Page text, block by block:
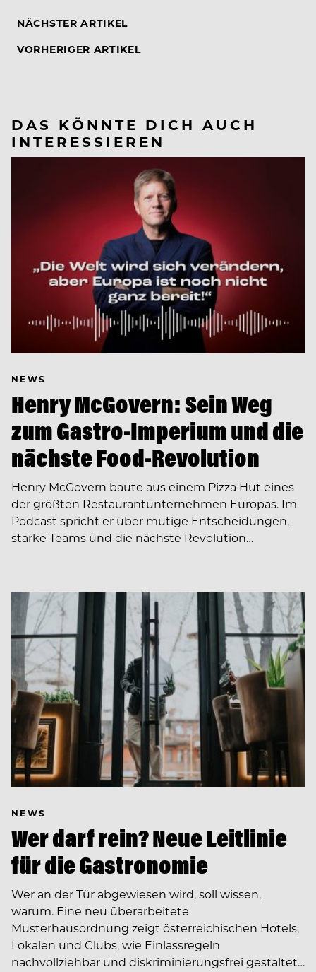
NÄCHSTER ARTIKEL
VORHERIGER ARTIKEL
DAS KÖNNTE DICH AUCH
INTERESSIEREN
NEWS
Henry McGovern: Sein Weg
zum Gastro-Imperium und die
nächste Food-Revolution
Henry McGovern baute aus einem Pizza Hut eines
der größten Restaurantunternehmen Europas. Im
Podcast spricht er über mutige Entscheidungen,
starke Teams und die nächste Revolution…
NEWS
Wer darf rein? Neue Leitlinie
für die Gastronomie
Wer an der Tür abgewiesen wird, soll wissen,
warum. Eine neu überarbeitete
Musterhausordnung zeigt österreichischen Hotels,
Lokalen und Clubs, wie Einlassregeln
nachvollziehbar und diskriminierungsfrei gestaltet…